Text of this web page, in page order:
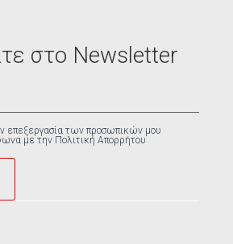
στο Newsletter
των προσωπικών μου
με την Πολιτική Απορρήτου